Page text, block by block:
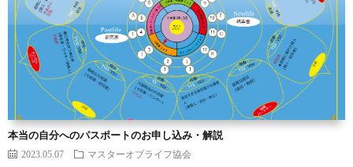
本当の自分へのパスポートのお申し込み・解説
2023.05.07 マスターオブライフ協会